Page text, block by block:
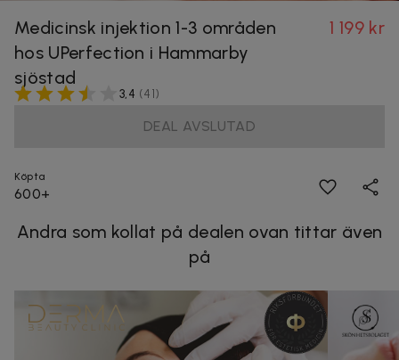
Medicinsk injektion 1-3 områden
hos UPerfection i Hammarby
sjöstad
1 199 kr
3,4 (41)
DEAL AVSLUTAD
Köpta
600+
Andra som kollat på dealen ovan tittar även
på